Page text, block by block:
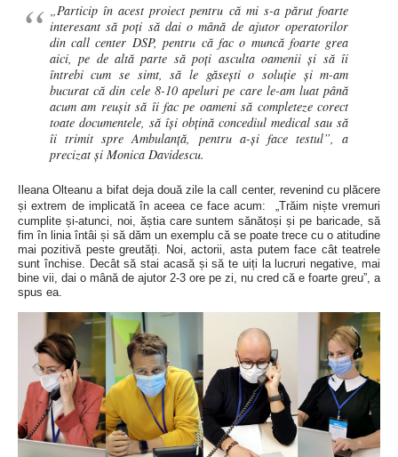
„Particip în acest proiect pentru că mi s-a părut foarte
interesant să poți să dai o mână de ajutor operatorilor
din call center DSP, pentru că fac o muncă foarte grea
aici, pe de altă parte să poți asculta oamenii și să îi
întrebi cum se simt, să le găsești o soluție și m-am
bucurat că din cele 8-10 apeluri pe care le-am luat până
acum am reușit să îi fac pe oameni să completeze corect
toate documentele, să își obțină concediul medical sau să
îi trimit spre Ambulanță, pentru a-și face testul”, a
precizat și Monica Davidescu.
Ileana Olteanu a bifat deja două zile la call center, revenind cu plăcere
și extrem de implicată în aceea ce face acum: „Trăim niște vremuri
cumplite și-atunci, noi, ăștia care suntem sănătoși și pe baricade, să
fim în linia întâi și să dăm un exemplu că se poate trece cu o atitudine
mai pozitivă peste greutăți. Noi, actorii, asta putem face cât teatrele
sunt închise. Decât să stai acasă și să te uiți la lucruri negative, mai
bine vii, dai o mână de ajutor 2-3 ore pe zi, nu cred că e foarte greu”, a
spus ea.